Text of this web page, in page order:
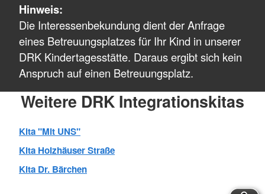
Hinweis:
Die Interessenbekundung dient der Anfrage
eines Betreuungsplatzes für Ihr Kind in unserer
DRK Kindertagesstätte. Daraus ergibt sich kein
Anspruch auf einen Betreuungsplatz.
Weitere DRK Integrationskitas
Kita "Mit UNS"
Kita Holzhäuser Straße
Kita Dr. Bärchen